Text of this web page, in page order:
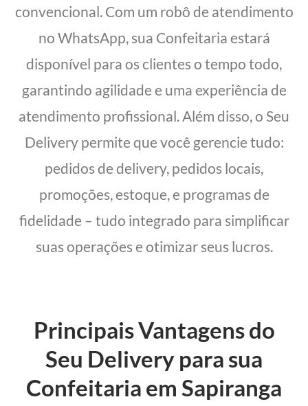
convencional. Com um robô de atendimento
no WhatsApp, sua Confeitaria estará
disponível para os clientes o tempo todo,
garantindo agilidade e uma experiência de
atendimento profissional. Além disso, o Seu
Delivery permite que você gerencie tudo:
pedidos de delivery, pedidos locais,
promoções, estoque, e programas de
fidelidade – tudo integrado para simplificar
suas operações e otimizar seus lucros.
Principais Vantagens do
Seu Delivery para sua
Confeitaria em Sapiranga